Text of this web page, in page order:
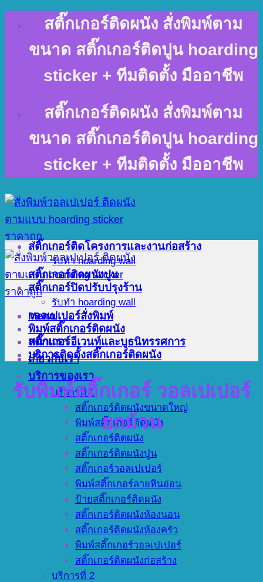
content
สติ๊กเกอร์ติดผนัง สั่งพิมพ์ตาม
ขนาด สติ๊กเกอร์ติดปูน hoarding
sticker + ทีมติดตั้ง มืออาชีพ
สติ๊กเกอร์ติดผนัง สั่งพิมพ์ตาม
ขนาด สติ๊กเกอร์ติดปูน hoarding
sticker + ทีมติดตั้ง มืออาชีพ
Menu
หน้าแรก
เกี่ยวกับเรา
บริการของเรา
บริการที่ 1
สติ๊กเกอร์ติดผนังขนาดใหญ่
พิมพ์สติ๊กเกอร์ติดผนัง
สติ๊กเกอร์ติดผนัง
สติ๊กเกอร์ติดผนังปูน
สติ๊กเกอร์วอลเปเปอร์
พิมพ์สติ๊กเกอร์ลายหินอ่อน
ป้ายสติ๊กเกอร์ติดผนัง
สติ๊กเกอร์ติดผนังห้องนอน
สติ๊กเกอร์ติดผนังห้องครัว
พิมพ์สติ๊กเกอร์วอลเปเปอร์
สติ๊กเกอร์ติดผนังก่อสร้าง
บริการที่ 2
สติ๊กเกอร์ติดโครงการและงานก่อสร้าง
รับทำ hoarding wall
สติ๊กเกอร์ติดผนังปูน
สติ๊กเกอร์ปิดปรับปรุงร้าน
รับทำ hoarding wall
วอลเปเปอร์สั่งพิมพ์
พิมพ์สติ๊กเกอร์ติดผนัง
สติ๊กเกอร์อีเวนท์และบูธนิทรรศการ
บริการติดตั้งสติ๊กเกอร์ติดผนัง
รับพิมพ์สติ๊กเกอร์ วอลเปเปอร์
ยกม้วน